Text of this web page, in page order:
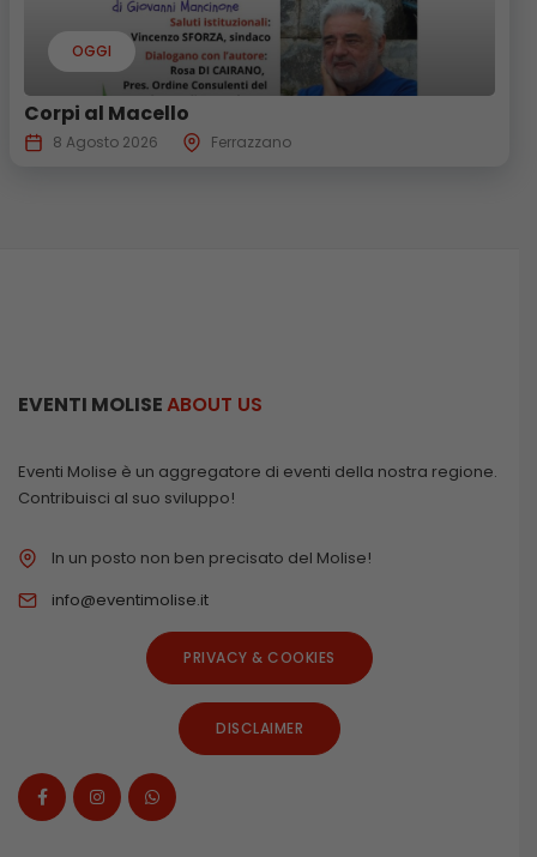
OGGI
Corpi al Macello
8 Agosto 2026 Ferrazzano
EVENTI MOLISEABOUT US
Eventi Molise è un aggregatore di eventi della nostra regione.
Contribuisci al suo sviluppo!
In un posto non ben precisato del Molise!
info@eventimolise.it
PRIVACY & COOKIES
DISCLAIMER